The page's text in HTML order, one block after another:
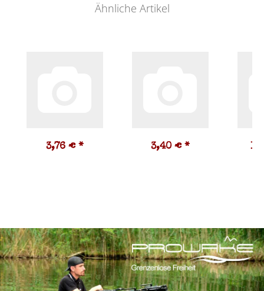
Ähnliche Artikel
3,76 € * 3,40 € *